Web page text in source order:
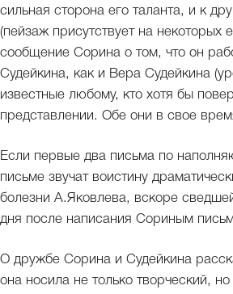
сильная сторона его таланта, и к
(пейзаж присутствует на
сообщение Сорина о том, что он
Судейкина, как и Вера Судейкина
известные любому, кто хотя бы
представлении. Обе они в свое
Если первые два письма по
письме звучат воистину
болезни А.Яковлева, вскоре
дня после написания Сориным
О дружбе Сорина и Судейкина
она носила не только творческий,